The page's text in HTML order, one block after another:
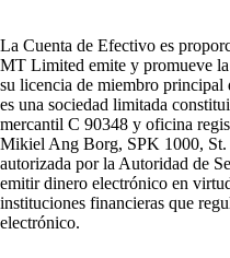
La Cuenta de Efectivo es
MT Limited emite y promueve la
su licencia de miembro
es una sociedad limitada
mercantil C 90348 y oficina
Mikiel Ang Borg, SPK 1000, St.
autorizada por la Autoridad de
emitir dinero electrónico en
instituciones financieras que
electrónico.